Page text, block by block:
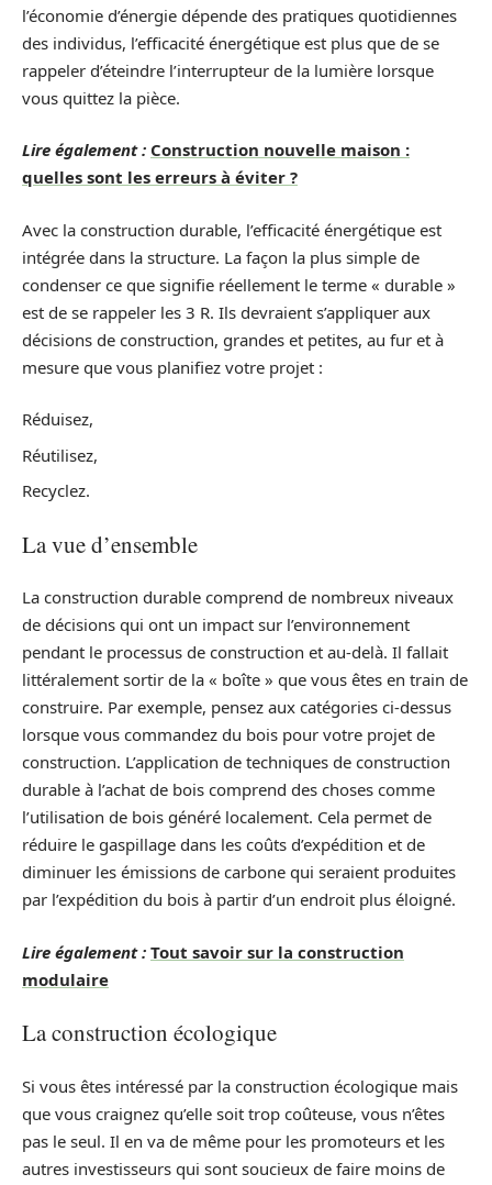
l’économie d’énergie dépende des pratiques quotidiennes
des individus, l’efficacité énergétique est plus que de se
rappeler d’éteindre l’interrupteur de la lumière lorsque
vous quittez la pièce.
Lire également : Construction nouvelle maison :
quelles sont les erreurs à éviter ?
Avec la construction durable, l’efficacité énergétique est
intégrée dans la structure. La façon la plus simple de
condenser ce que signifie réellement le terme « durable »
est de se rappeler les 3 R. Ils devraient s’appliquer aux
décisions de construction, grandes et petites, au fur et à
mesure que vous planifiez votre projet :
Réduisez,
Réutilisez,
Recyclez.
La vue d’ensemble
La construction durable comprend de nombreux niveaux
de décisions qui ont un impact sur l’environnement
pendant le processus de construction et au-delà. Il fallait
littéralement sortir de la « boîte » que vous êtes en train de
construire. Par exemple, pensez aux catégories ci-dessus
lorsque vous commandez du bois pour votre projet de
construction. L’application de techniques de construction
durable à l’achat de bois comprend des choses comme
l’utilisation de bois généré localement. Cela permet de
réduire le gaspillage dans les coûts d’expédition et de
diminuer les émissions de carbone qui seraient produites
par l’expédition du bois à partir d’un endroit plus éloigné.
Lire également : Tout savoir sur la construction
modulaire
La construction écologique
Si vous êtes intéressé par la construction écologique mais
que vous craignez qu’elle soit trop coûteuse, vous n’êtes
pas le seul. Il en va de même pour les promoteurs et les
autres investisseurs qui sont soucieux de faire moins de